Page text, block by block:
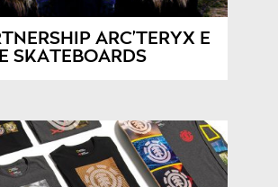
ARC’TERYX E
SKATEBOARDS